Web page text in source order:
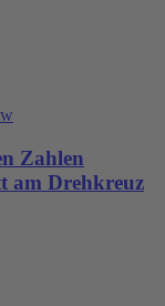
Zahlen
am Drehkreuz